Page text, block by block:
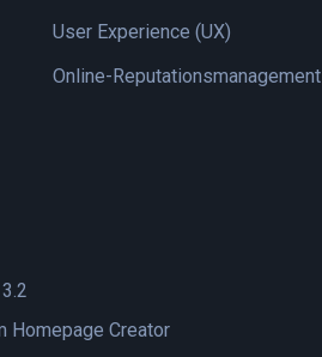
User Experience (UX)
Online-Reputationsmanagement
Homepage Creator